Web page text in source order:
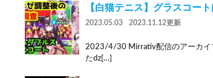
【白猫テニス】グラスコー
2023.05.03 2023.11.12更新
2023/4/30 Mirrativ配信のアーカイ
たǳ[…]